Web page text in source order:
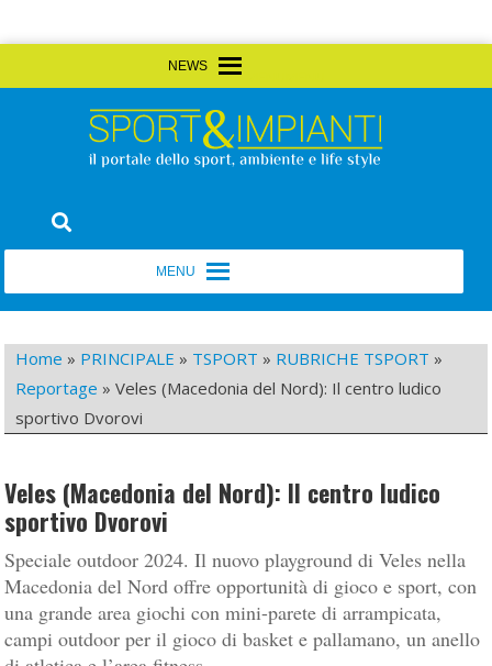
to
Sport&Impianti
Home » PRINCIPALE » TSPORT » RUBRICHE TSPORT »
Reportage »Veles (Macedonia del Nord): Il centro ludico
sportivo Dvorovi
Veles (Macedonia del Nord): Il centro ludico
sportivo Dvorovi
Speciale outdoor 2024. Il nuovo playground di Veles nella
Macedonia del Nord offre opportunità di gioco e sport, con
una grande area giochi con mini-parete di arrampicata,
campi outdoor per il gioco di basket e pallamano, un anello